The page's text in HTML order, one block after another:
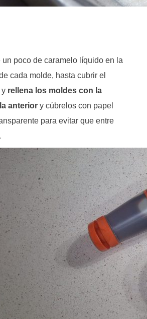
un poco de caramelo líquido en la
cada molde, hasta cubrir el
y rellena los moldes con la
anterior y cúbrelos con papel
para evitar que entre